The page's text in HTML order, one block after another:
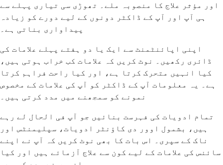
اور مؤثر علاج کا منصوبہ ملے۔ تھوڑی سی تیاری پہلے سے
ہی آپ اور آپ کے ڈاکٹر دونوں کے لیے دورے کو زیادہ
پیداواری بناتی ہے۔
اپنی اپائنٹمنٹ سے ایک یا دو ہفتے پہلے علامات کی
ڈائری رکھیں۔ نوٹ کریں کہ علامات کب خراب ہوتی ہیں،
کیا انہیں متحرک کرتا ہے، اور کیا راحت فراہم کرتا
ہے۔ یہ معلومات آپ کے ڈاکٹر کو آپ کی علامات کے مخصوص
نمونے کو سمجھنے میں مدد کرتی ہیں۔
تمام ادویات کی فہرست بنائیں جو آپ فی الحال لے رہے
ہیں، بشمول اوور دی کاؤنٹر ادویات، سپلیمنٹس اور
ناک کے سپری۔ اس بات کا بھی نوٹ کریں کہ آپ نے اپنے
سائنس کی علامات کے لیے کون سے علاج آزمائے ہیں اور کیا